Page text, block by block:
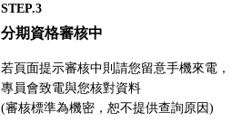
STEP.3
分期資格審核中
若頁面提示審核中則請您留意手機來電，
專員會致電與您核對資料
(審核標準為機密，恕不提供查詢原因)